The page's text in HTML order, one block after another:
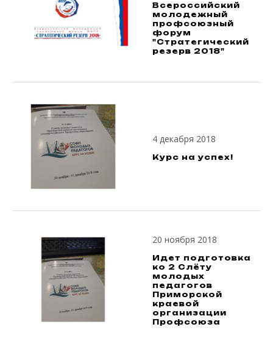
Всероссийский
молодежный
профсоюзный
форум
"Стратегический
резерв 2018"
4 декабря 2018
Курс на успех!
20 ноября 2018
Идет подготовка
ко 2 Слёту
молодых
педагогов
Приморской
краевой
организации
Профсоюза